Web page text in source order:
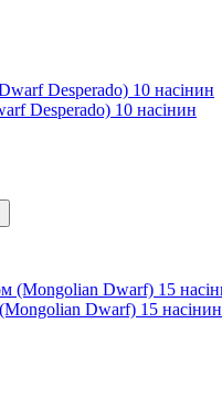
Desperado) 10 насінин
Dwarf) 15 насінин